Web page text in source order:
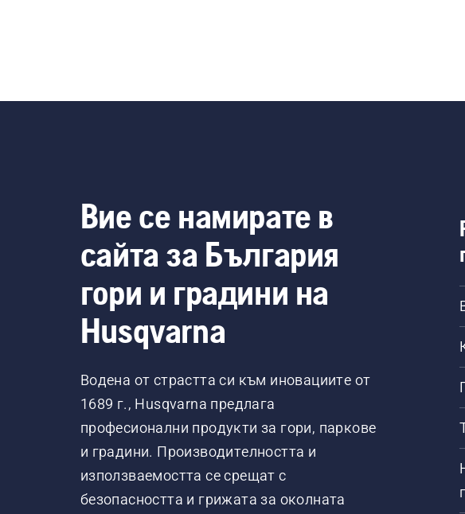
Вие се намирате в
сайта за България
гори и градини на
Husqvarna
Водена от страстта си към иновациите от
1689 г., Husqvarna предлага
професионални продукти за гори, паркове
и градини. Производителността и
използваемостта се срещат с
безопасността и грижата за околната